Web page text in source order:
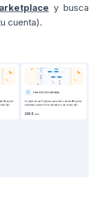
y busca
cuenta).